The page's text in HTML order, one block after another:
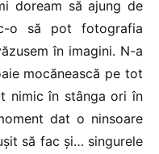
doream să ajung de
o să pot fotografia
în imagini. N-a
mocănească pe tot
nimic în stânga ori în
dat o ninsoare
să fac și… singurele